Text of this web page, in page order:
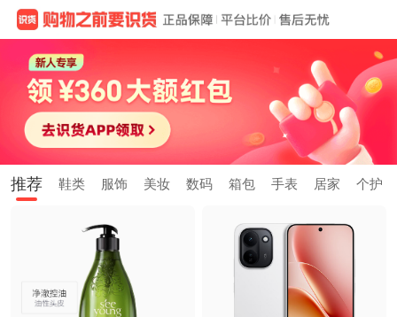
推荐 鞋类 服饰 美妆 数码 箱包 手表 居家 个护